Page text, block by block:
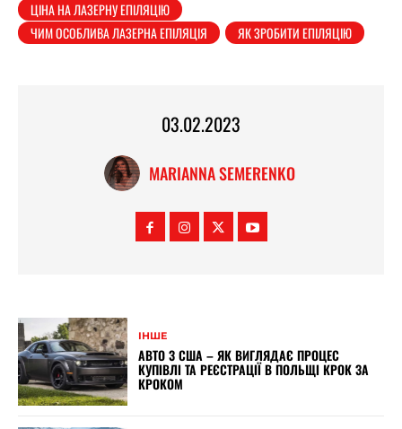
ЦІНА НА ЛАЗЕРНУ ЕПІЛЯЦІЮ
ЧИМ ОСОБЛИВА ЛАЗЕРНА ЕПІЛЯЦІЯ
ЯК ЗРОБИТИ ЕПІЛЯЦІЮ
03.02.2023
MARIANNA SEMERENKO
ІНШЕ
АВТО З США – ЯК ВИГЛЯДАЄ ПРОЦЕС
КУПІВЛІ ТА РЕЄСТРАЦІЇ В ПОЛЬЩІ КРОК ЗА
КРОКОМ